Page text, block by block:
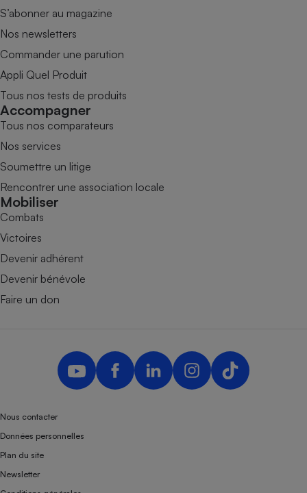
S’abonner au magazine
Nos newsletters
Commander une parution
Appli Quel Produit
Tous nos tests de produits
Accompagner
Tous nos comparateurs
Nos services
Soumettre un litige
Rencontrer une association locale
Mobiliser
Combats
Victoires
Devenir adhérent
Devenir bénévole
Faire un don
Nous contacter
Données personnelles
Plan du site
Newsletter